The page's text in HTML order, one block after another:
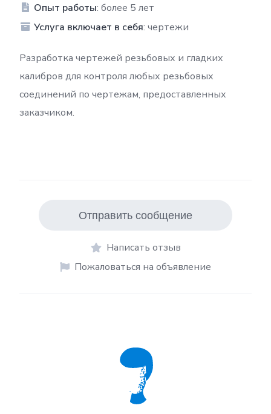
Опыт работы: более 5 лет
Услуга включает в себя: чертежи
Разработка чертежей резьбовых и гладких
калибров для контроля любых резьбовых
соединений по чертежам, предоставленных
заказчиком.
Отправить сообщение
Написать отзыв
Пожаловаться на объявление